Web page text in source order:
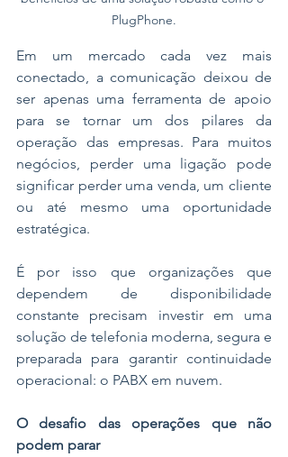
PlugPhone.
Em um mercado cada vez mais
conectado, a comunicação deixou de
ser apenas uma ferramenta de apoio
para se tornar um dos pilares da
operação das empresas. Para muitos
negócios, perder uma ligação pode
significar perder uma venda, um cliente
ou até mesmo uma oportunidade
estratégica.
É por isso que organizações que
dependem de disponibilidade
constante precisam investir em uma
solução de telefonia moderna, segura e
preparada para garantir continuidade
operacional: o PABX em nuvem.
O desafio das operações que não
podem parar